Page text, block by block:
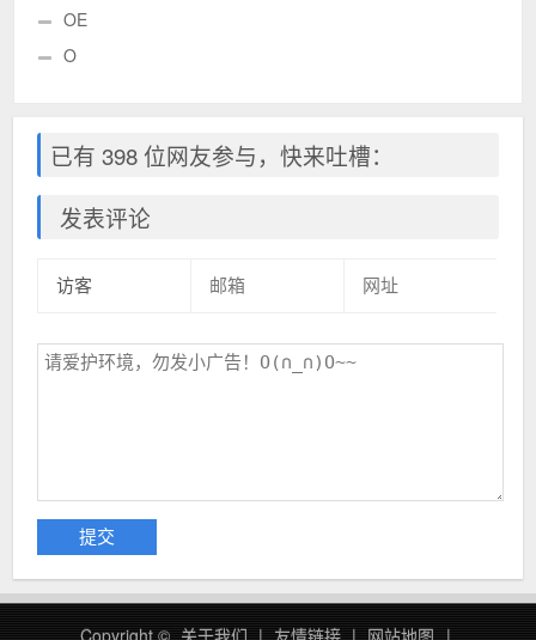
OE
O
已有 398 位网友参与，快来吐槽：
发表评论